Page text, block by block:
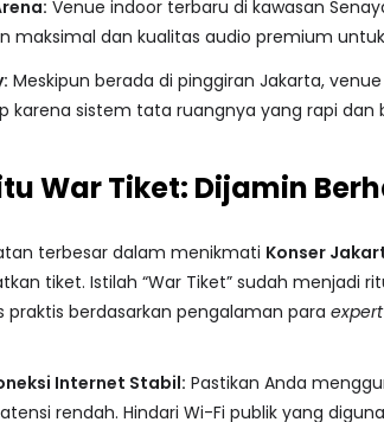
Venue indoor terbaru di kawasan
maksimal dan kualitas audio premium
Meskipun berada di pinggiran Jakarta,
karena sistem tata ruangnya yang rapi dan
War Tiket: Dijamin
terbesar dalam menikmati Konser
tiket. Istilah “War Tiket” sudah menjadi
praktis berdasarkan pengalaman para
Internet Stabil: Pastikan Anda
rendah. Hindari Wi-Fi publik yang